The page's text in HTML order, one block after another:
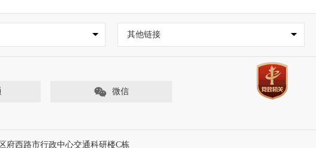
其他链接
微信
府西路市行政中心交通科研楼C栋